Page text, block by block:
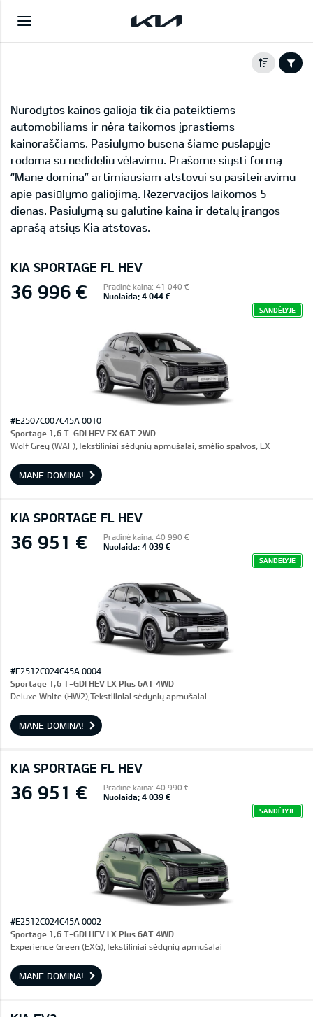
Nurodytos kainos galioja tik čia pateiktiems
automobiliams ir nėra taikomos įprastiems
kainoraščiams. Pasiūlymo būsena šiame puslapyje
rodoma su nedideliu vėlavimu. Prašome siųsti formą
“Mane domina” artimiausiam atstovui su pasiteiravimu
apie pasiūlymo galiojimą. Rezervacijos laikomos 5
dienas. Pasiūlymą su galutine kaina ir detalų įrangos
aprašą atsiųs Kia atstovas.
KIA SPORTAGE FL HEV
36 996 € Pradinė kaina: 41 040 €
Nuolaida: 4 044 €
SANDĖLYJE
#E2507C007C45A 0010
Sportage 1,6 T-GDI HEV EX 6AT 2WD
Wolf Grey (WAF),Tekstiliniai sėdynių apmušalai, smėlio spalvos, EX
MANE DOMINA!
KIA SPORTAGE FL HEV
36 951 € Pradinė kaina: 40 990 €
Nuolaida: 4 039 €
SANDĖLYJE
#E2512C024C45A 0004
Sportage 1,6 T-GDI HEV LX Plus 6AT 4WD
Deluxe White (HW2),Tekstiliniai sėdynių apmušalai
MANE DOMINA!
KIA SPORTAGE FL HEV
36 951 € Pradinė kaina: 40 990 €
Nuolaida: 4 039 €
SANDĖLYJE
#E2512C024C45A 0002
Sportage 1,6 T-GDI HEV LX Plus 6AT 4WD
Experience Green (EXG),Tekstiliniai sėdynių apmušalai
MANE DOMINA!